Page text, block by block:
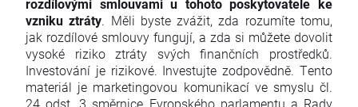
vzniku ztráty. Měli byste zvážit, zda rozumíte tomu,
jak rozdílové smlouvy fungují, a zda si můžete dovolit
vysoké riziko ztráty svých finančních prostředků.
Investování je rizikové. Investujte zodpovědně. Tento
materiál je marketingovou komunikací ve smyslu čl.
24 odst. 3 směrnice Evropského parlamentu a Rady